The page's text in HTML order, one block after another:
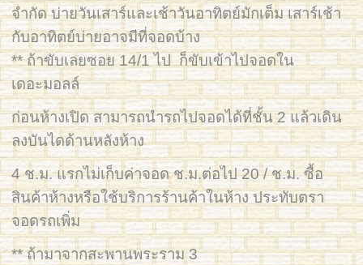
จำกัด บ่ายวันเสาร์และเช้าวันอาทิตย์มักเต็ม เสาร์เช้า
กับอาทิตย์บ่ายอาจมีที่จอดบ้าง
** ถ้าขับเลยซอย 14/1 ไป ก็ขับเข้าไปจอดใน
เดอะมอลล์
ก่อนห้างเปิด สามารถนำรถไปจอดได้ที่ชั้น 2 แล้วเดิน
ลงบันไดด้านหลังห้าง
4 ช.ม. แรกไม่เก็บค่าจอด ช.ม.ต่อไป 20 / ช.ม. ซื้อ
สินค้าห้างหรือใช้บริการร้านค้าในห้าง ประทับตรา
จอดรถเพิ่ม
** ถ้ามาจากสะพานพระราม 3